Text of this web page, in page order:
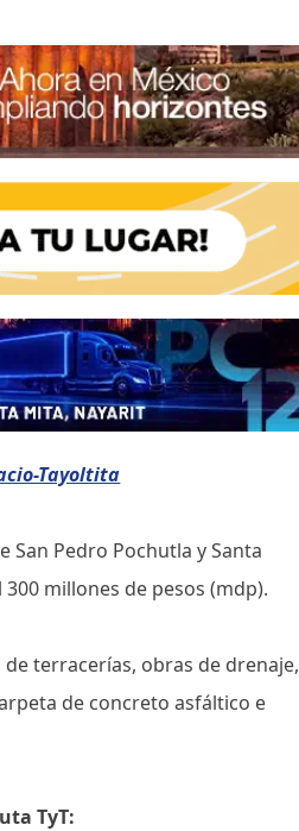
Tayoltita
San Pedro Pochutla y Santa
millones de pesos (mdp).
terracerías, obras de drenaje,
de concreto asfáltico e
TyT: